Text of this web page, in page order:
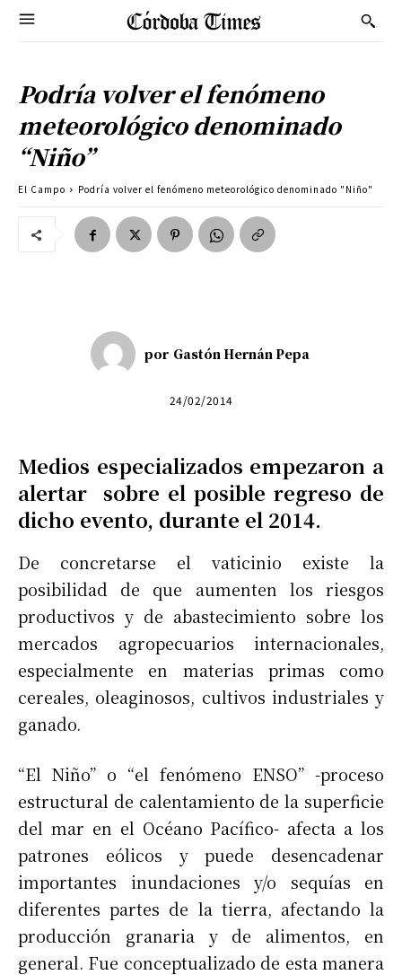
Podría volver el fenómeno
meteorológico denominado
“Niño”
El Campo Podría volver el fenómeno meteorológico denominado "Niño"
por Gastón Hernán Pepa
24/02/2014
Medios especializados empezaron a
alertar sobre el posible regreso de
dicho evento, durante el 2014.
De concretarse el vaticinio existe la
posibilidad de que aumenten los riesgos
productivos y de abastecimiento sobre los
mercados agropecuarios internacionales,
especialmente en materias primas como
cereales, oleaginosos, cultivos industriales y
ganado.
“El Niño” o “el fenómeno ENSO” -proceso
estructural de calentamiento de la superficie
del mar en el Océano Pacífico- afecta a los
patrones eólicos y puede desencadenar
importantes inundaciones y/o sequías en
diferentes partes de la tierra, afectando la
producción granaria y de alimentos, en
general. Fue conceptualizado de esta manera